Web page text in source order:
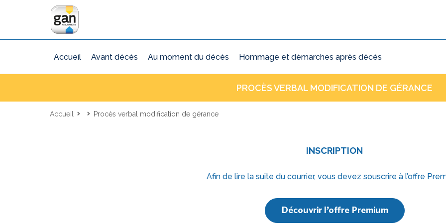
Accueil Avant décès Au moment du décès Hommage et démarches après décès
PROCÈS VERBAL MODIFICATION DE GÉRANCE
Accueil Procès verbal modification de gérance
INSCRIPTION
Afin de lire la suite du courrier, vous devez souscrire à l’offre
Découvrir l’offre Premium